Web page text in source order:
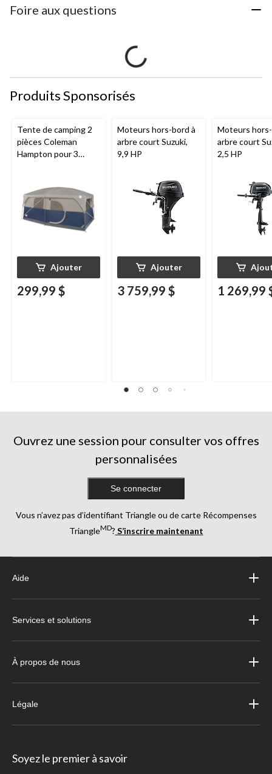
Foire aux questions
Produits Sponsorisés
Tente de camping 2
pièces Coleman
Hampton pour 3
de pluie et sac de
transport
Ajouter
299,99 $
Moteurs hors-bord à
arbre court Suzuki,
9,9 HP
Ajouter
3 759,99 $
Moteurs
arbre court
2,5 HP
1 269,99
Ouvrez une session pour consulter vos offres
personnalisées
Se connecter
Vous n’avez pas d’identifiant Triangle ou de carte Récompenses
TriangleMD? S’inscrire maintenant
Aide
Services et solutions
À propos de nous
Légale
Soyez le premier à savoir